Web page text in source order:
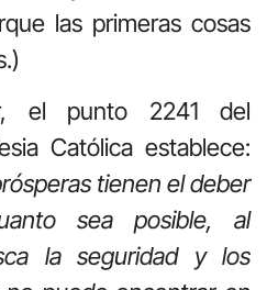
las primeras cosas
el punto 2241 del
Católica establece:
tienen el deber
sea posible, al
la seguridad y los